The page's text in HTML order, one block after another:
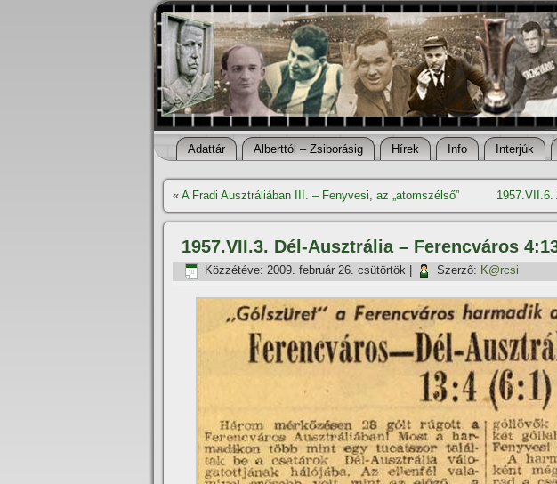
Adattár Alberttól – Zsiborásig Hí­rek Info Interjúk
« A Fradi Ausztráliában III. – Fenyvesi, az „atomszélső”
1957.VII.3. Dél-Ausztrália – Ferencváros
Közzétéve: 2009. február 26. csütörtök Szerző: K@rcsi